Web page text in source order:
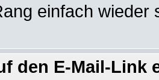
einfach wieder
den E-Mail-Link